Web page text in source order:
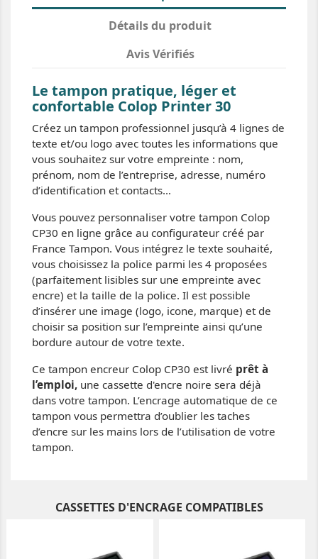
Détails du produit
Avis Vérifiés
Le tampon pratique, léger et
confortable Colop Printer 30
Créez un tampon professionnel jusqu’à 4 lignes de
texte et/ou logo avec toutes les informations que
vous souhaitez sur votre empreinte : nom,
prénom, nom de l’entreprise, adresse, numéro
d’identification et contacts…
Vous pouvez personnaliser votre tampon Colop
CP30 en ligne grâce au configurateur créé par
France Tampon. Vous intégrez le texte souhaité,
vous choisissez la police parmi les 4 proposées
(parfaitement lisibles sur une empreinte avec
encre) et la taille de la police. Il est possible
d’insérer une image (logo, icone, marque) et de
choisir sa position sur l’empreinte ainsi qu’une
bordure autour de votre texte.
Ce tampon encreur Colop CP30 est livré prêt à
l’emploi, une cassette d'encre noire sera déjà
dans votre tampon. L’encrage automatique de ce
tampon vous permettra d’oublier les taches
d’encre sur les mains lors de l’utilisation de votre
tampon.
CASSETTES D'ENCRAGE COMPATIBLES